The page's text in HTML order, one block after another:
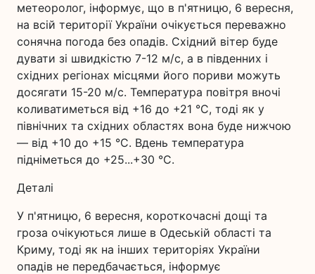
метеоролог, інформує, що в п'ятницю, 6 вересня,
на всій території України очікується переважно
сонячна погода без опадів. Східний вітер буде
дувати зі швидкістю 7-12 м/с, а в південних і
східних регіонах місцями його пориви можуть
досягати 15-20 м/с. Температура повітря вночі
коливатиметься від +16 до +21 °С, тоді як у
північних та східних областях вона буде нижчою
— від +10 до +15 °С. Вдень температура
підніметься до +25...+30 °С.
Деталі
У п'ятницю, 6 вересня, короткочасні дощі та
гроза очікуються лише в Одеській області та
Криму, тоді як на інших територіях України
опадів не передбачається, інформує